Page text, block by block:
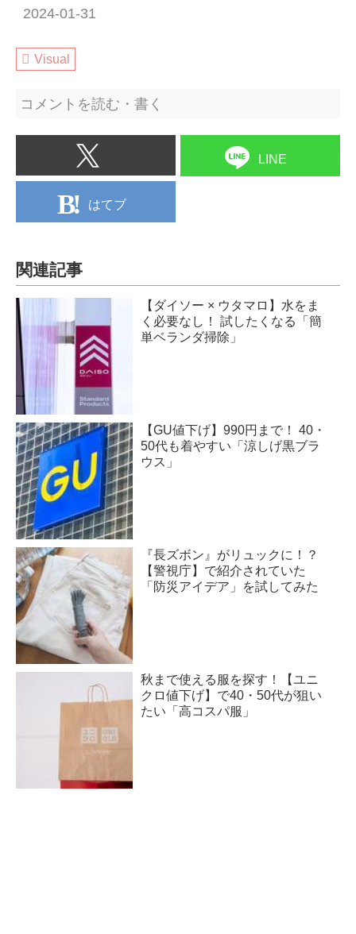
2024-01-31
Visual
コメントを読む・書く
LINE
はてブ
関連記事
【ダイソー × ウタマロ】水をま
く必要なし！ 試したくなる「簡
単ベランダ掃除」
【GU値下げ】990円まで！ 40・
50代も着やすい「涼しげ黒ブラ
ウス」
『長ズボン』がリュックに！？
【警視庁】で紹介されていた
「防災アイデア」を試してみた
秋まで使える服を探す！【ユニ
クロ値下げ】で40・50代が狙い
たい「高コスパ服」